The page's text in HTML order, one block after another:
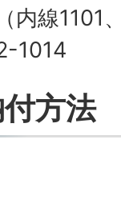
線1101
1014
方法